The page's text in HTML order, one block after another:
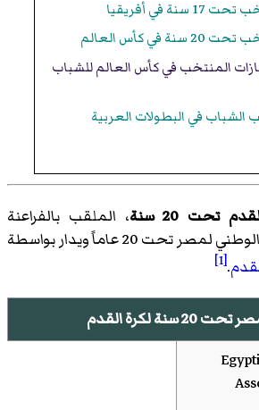
في أفريقيا
في كأس العالم
المنتخب في كأس العالم للشباب
الشباب في البطولات العربية
20 سنة
، الملقب بالفراعنة
تحت 20 عاماً ويدار بواسطة
.
[1]
سنة لكرة القدم